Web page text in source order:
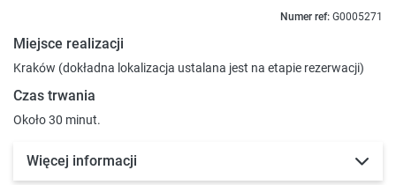
Numer ref: G0005271
Miejsce realizacji
Kraków (dokładna lokalizacja ustalana jest na etapie rezerwacji)
Czas trwania
Około 30 minut.
Więcej informacji